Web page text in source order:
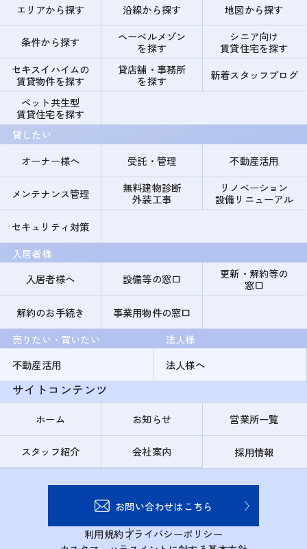
エリアから探す
沿線から探す 地図から探す
条件から探す
ヘーベルメゾン
を探す
シニア向け
賃貸住宅を探す
セキスイハイムの
賃貸物件を探す
貸店舗・事務所
を探す
新着スタッフブログ
ペット共生型
賃貸住宅を探す
貸したい
オーナー様へ
受託・管理 不動産活用
メンテナンス管理
無料建物診断
外装工事
リノベーション
設備リニューアル
セキュリティ対策
入居者様
入居者様へ
設備等の窓口
更新・解約等の
窓口
解約のお手続き
事業用物件の窓口
売りたい・買いたい
不動産活用
法人様
法人様へ
サイトコンテンツ
ホーム お知らせ 営業所一覧
スタッフ紹介 会社案内 採用情報
お問い合わせはこちら
利用規約プライバシーポリシー